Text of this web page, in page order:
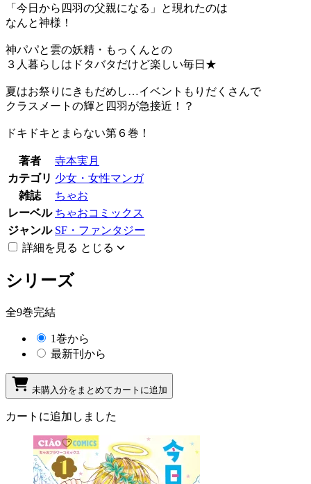
「今日から四羽の父親になる」と現れたのは
なんと神様！
神パパと雲の妖精・もっくんとの
３人暮らしはドタバタだけど楽しい毎日★
夏はお祭りにきもだめし…イベントもりだくさんで
クラスメートの輝と四羽が急接近！？
ドキドキとまらない第６巻！
著者
寺本実月
カテゴリ 少女・女性マンガ
雑誌
ちゃお
レーベル ちゃおコミックス
ジャンル SF・ファンタジー
詳細を見る とじる
シリーズ
全9巻完結
1巻から
最新刊から
未購入分をまとめてカートに追加
カートに追加しました